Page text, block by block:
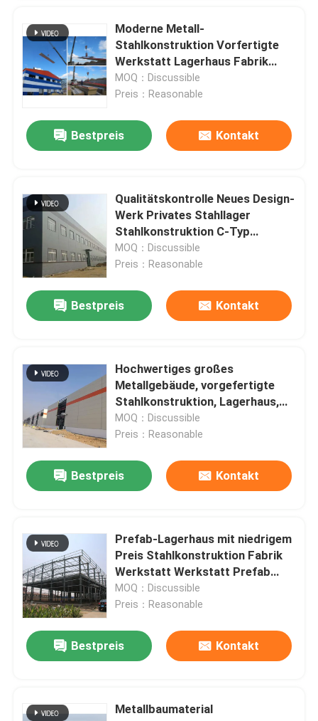
Produkte
Über uns
Fabrik-Ausflug
Treten Sie mit uns in Verbindung
Fordern Sie ein Zitat
Stahlkonstruktionsgebäude
Stahlkonstruktionswerkstatt
Isolierte Sandwichplatten
Fertigstahllager
Baumaterialien aus Metall
Moderne Metall-
Stahlkonstruktion Vorfertigte
Werkstatt Lagerhaus Fabrik
Stahlrahmen Lagerhaus
Schuppenhaus Gebäude zum
MOQ：Discussible
Preis：Reasonable
Bestpreis Kontakt
Qualitätskontrolle Neues Design-
Werk Privates Stahllager
Stahlkonstruktion C-Typ
Vorgefertigt
MOQ：Discussible
Preis：Reasonable
Bestpreis Kontakt
Hochwertiges großes
Metallgebäude, vorgefertigte
Stahlkonstruktion, Lagerhaus,
Werkstatt mit farbigen
Stahlplatten
MOQ：Discussible
Preis：Reasonable
Bestpreis Kontakt
Prefab-Lagerhaus mit niedrigem
Preis Stahlkonstruktion Fabrik
Werkstatt Werkstatt Prefab
Fabrik Gebäude
MOQ：Discussible
Preis：Reasonable
Bestpreis Kontakt
Metallbaumaterial